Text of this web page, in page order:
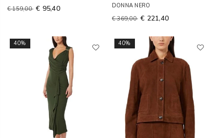
€ 159,00 € 95,40
DONNA NERO
€ 369,00 € 221,40
40% 40%